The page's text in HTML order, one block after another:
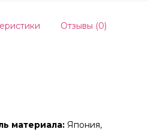
Отзывы (0)
материала: Япония,